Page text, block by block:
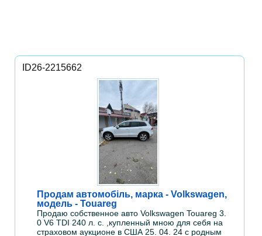
ID26-2215662
Продам автомобіль, марка - Volkswagen,
модель - Touareg
Продаю собственное авто Volkswagen Touareg 3.
0 V6 TDI 240 л. с. ,купленный мною для себя на
страховом аукционе в США 25. 04. 24 с родным